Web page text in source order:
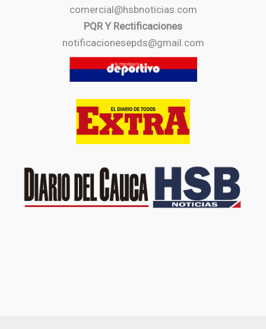
comercial@hsbnoticias.com
PQR Y Rectificaciones
notificacionesepds@gmail.com